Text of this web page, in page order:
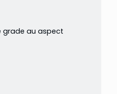
grade au aspect